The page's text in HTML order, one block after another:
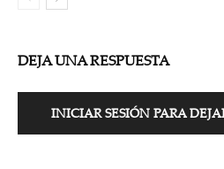
DEJA UNA RESPUESTA
INICIAR SESIÓN PARA